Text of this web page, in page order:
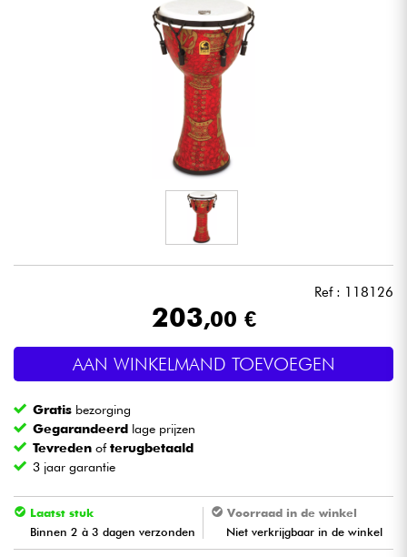
Toetsenbord & Piano
Licht
Drums & percussie
Blaasinstrument
Viool & Quatuor
Ref : 118126
203,00 €
AAN WINKELMAND TOEVOEGEN
Gratis bezorging
Gegarandeerd lage prijzen
Tevreden ofterugbetaald
3 jaar garantie
Laatst stuk
Binnen 2 à 3 dagen verzonden
Voorraad in de winkel
Niet verkrijgbaar in de winkel